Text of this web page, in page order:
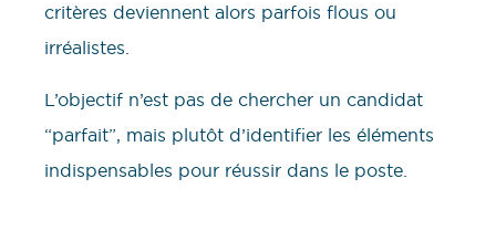
critères deviennent alors parfois flous ou
irréalistes.
L’objectif n’est pas de chercher un candidat
“parfait”, mais plutôt d’identifier les éléments
indispensables pour réussir dans le poste.